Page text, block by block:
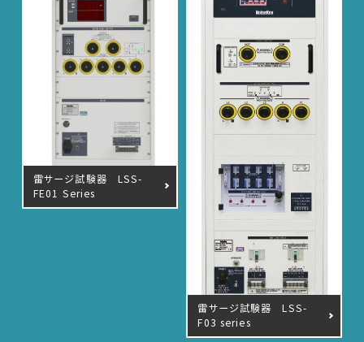
雷サージ試験器 LSS-
FE01 Series
雷サージ試験器 LSS-
F03 series